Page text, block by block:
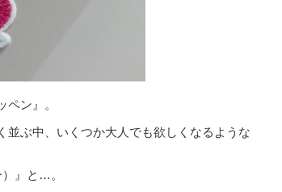
ン』。
並ぶ中、いくつか大人でも欲しくなるような
』と…。